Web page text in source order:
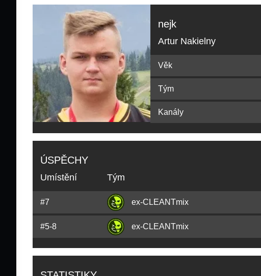
nejk
Artur Nakielny
Věk
Tým
Kanály
ÚSPĚCHY
Umístění Tým
#7 ex-CLEANTmix
#5-8 ex-CLEANTmix